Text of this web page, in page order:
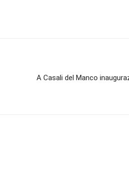
A Casali del Manco